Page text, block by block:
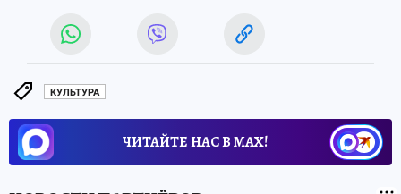
КУЛЬТУРА
ЧИТАЙТЕ НАС В МАХ!